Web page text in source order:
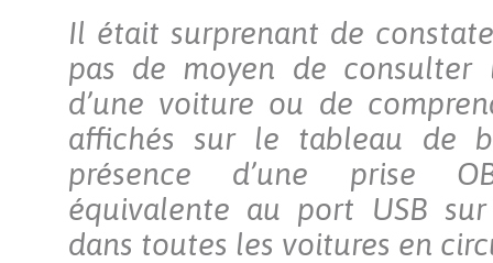
Il était surprenant de
pas de moyen de consulter
d’une voiture ou de
affichés sur le tableau de
présence d’une prise
équivalente au port USB
dans toutes les voitures en